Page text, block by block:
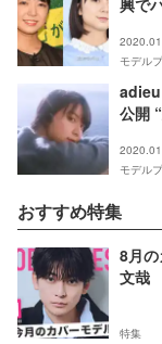
モデル
adieu
公開
モデル
おすすめ特集
8月
文哉
特集